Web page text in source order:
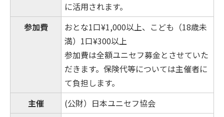
に活用されます。
参加費
おとな1口¥1,000以上、こども（18歳未
満）1口¥300以上
参加費は全額ユニセフ募金とさせていた
だきます。保険代等については主催者に
て負担します。
主催
(公財）日本ユニセフ協会